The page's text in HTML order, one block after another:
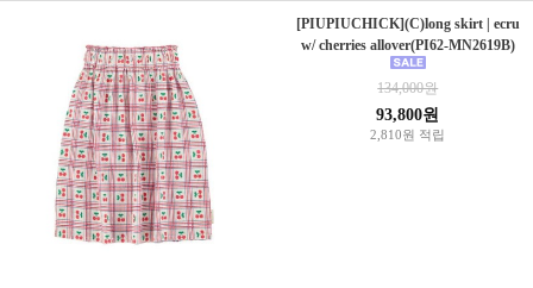
[PIUPIUCHICK](C)long skirt | ecru
w/ cherries allover(PI62-MN2619B)
134,000원
93,800원
2,810원 적립